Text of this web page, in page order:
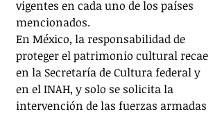
vigentes en cada uno de los países
mencionados.
En México, la responsabilidad de
proteger el patrimonio cultural recae
en la Secretaría de Cultura federal y
en el INAH, y solo se solicita la
intervención de las fuerzas armadas